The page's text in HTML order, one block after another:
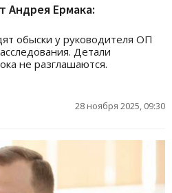
Андрея Ермака:
обыски у руководителя ОП
Детали
не разглашаются.
28 ноября 2025, 09:30